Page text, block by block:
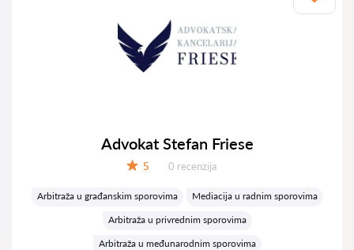
Advokat Stefan Friese
5 Recenzija:
0 recenzija
Arbitraža u građanskim sporovima
Mediacija u radnim sporovima
Arbitraža u privrednim sporovima
Arbitraža u međunarodnim sporovima